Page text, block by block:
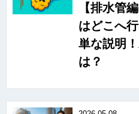
【排水管
はどこへ
単な説明
は？